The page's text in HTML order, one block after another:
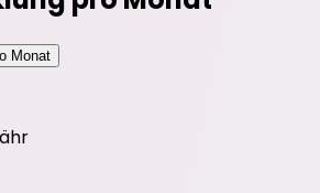
Monat